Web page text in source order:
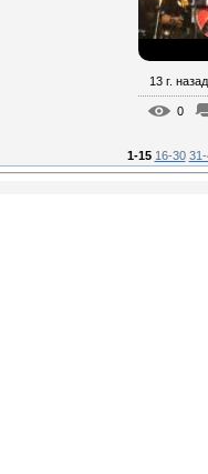
13 г. назад
0
1-15 16-30